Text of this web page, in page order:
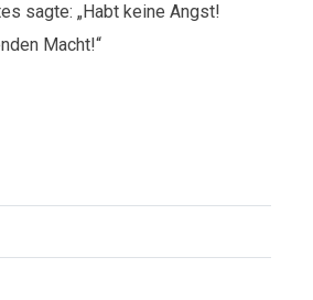
sagte: „Habt keine Angst!
Macht!“